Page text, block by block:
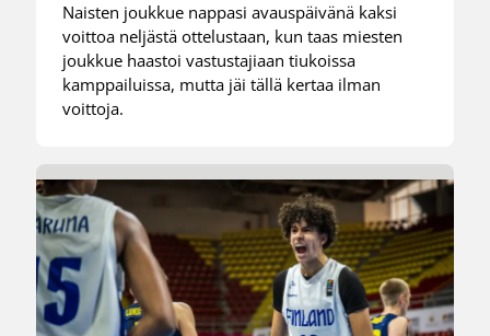
Naisten joukkue nappasi avauspäivänä kaksi
voittoa neljästä ottelustaan, kun taas miesten
joukkue haastoi vastustajiaan tiukoissa
kamppailuissa, mutta jäi tällä kertaa ilman
voittoja.